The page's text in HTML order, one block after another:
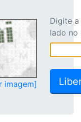
imagem]
Digite
lado no